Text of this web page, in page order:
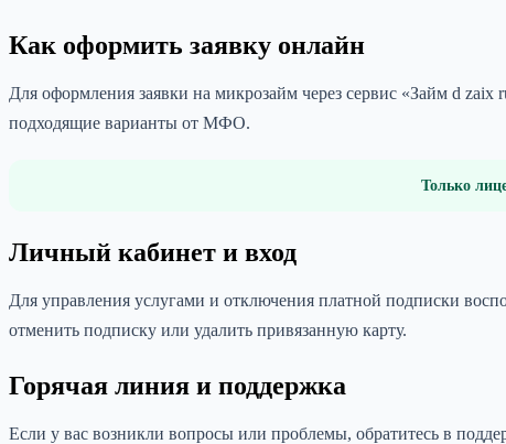
Как оформить заявку онлайн
Для оформления заявки на микрозайм через сервис «Займ d
подходящие варианты от МФО.
Только
Личный кабинет и вход
Для управления услугами и отключения платной подписки
отменить подписку или удалить привязанную карту.
Горячая линия и поддержка
Если у вас возникли вопросы или проблемы, обратитесь в